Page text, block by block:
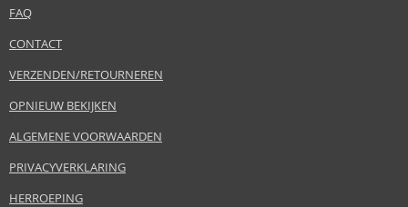
FAQ
CONTACT
VERZENDEN/RETOURNEREN
OPNIEUW BEKIJKEN
ALGEMENE VOORWAARDEN
PRIVACYVERKLARING
HERROEPING